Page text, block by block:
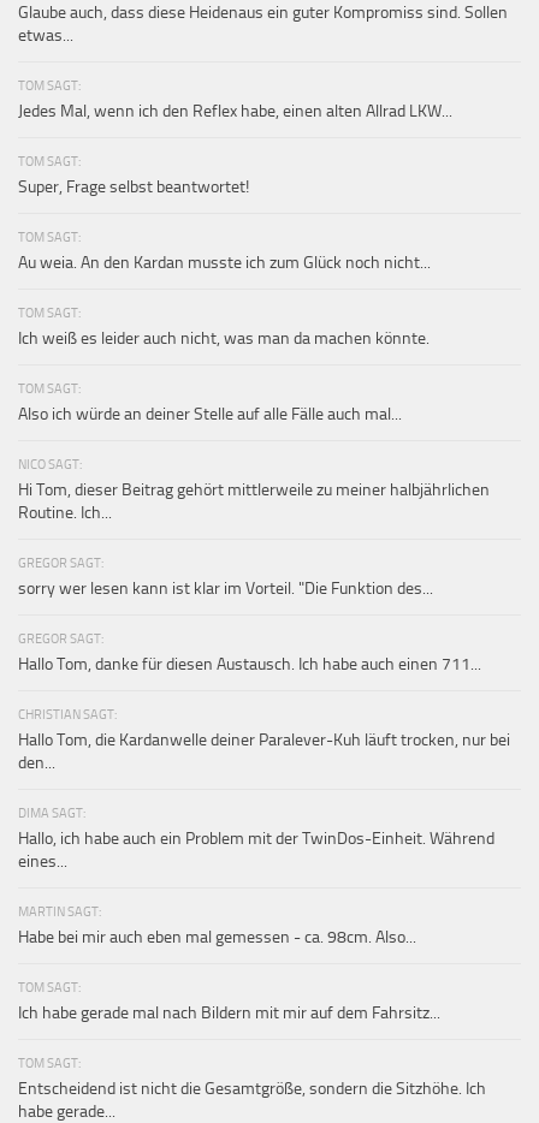
Glaube auch, dass diese Heidenaus ein guter Kompromiss sind. Sollen
etwas...
TOM SAGT:
Jedes Mal, wenn ich den Reflex habe, einen alten Allrad LKW...
TOM SAGT:
Super, Frage selbst beantwortet!
TOM SAGT:
Au weia. An den Kardan musste ich zum Glück noch nicht...
TOM SAGT:
Ich weiß es leider auch nicht, was man da machen könnte.
TOM SAGT:
Also ich würde an deiner Stelle auf alle Fälle auch mal...
NICO SAGT:
Hi Tom, dieser Beitrag gehört mittlerweile zu meiner halbjährlichen
Routine. Ich...
GREGOR SAGT:
sorry wer lesen kann ist klar im Vorteil. "Die Funktion des...
GREGOR SAGT:
Hallo Tom, danke für diesen Austausch. Ich habe auch einen 711...
CHRISTIAN SAGT:
Hallo Tom, die Kardanwelle deiner Paralever-Kuh läuft trocken, nur bei
den...
DIMA SAGT:
Hallo, ich habe auch ein Problem mit der TwinDos-Einheit. Während
eines...
MARTIN SAGT:
Habe bei mir auch eben mal gemessen - ca. 98cm. Also...
TOM SAGT:
Ich habe gerade mal nach Bildern mit mir auf dem Fahrsitz...
TOM SAGT:
Entscheidend ist nicht die Gesamtgröße, sondern die Sitzhöhe. Ich
habe gerade...